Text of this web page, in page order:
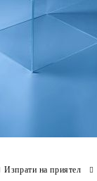
Изпрати на приятел